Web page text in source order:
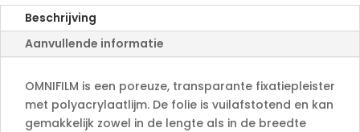
a
t
Beschrijving
Aanvullende informatie
OMNIFILM is een poreuze, transparante fixatiepleister
met polyacrylaatlijm. De folie is vuilafstotend en kan
gemakkelijk zowel in de lengte als in de breedte